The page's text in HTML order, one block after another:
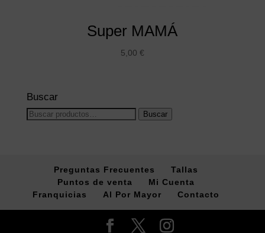
Super MAMÁ
5,00 €
Buscar
Buscar
Buscar
Preguntas Frecuentes
Tallas
Puntos de venta
Mi Cuenta
Franquicias
Al Por Mayor Contacto